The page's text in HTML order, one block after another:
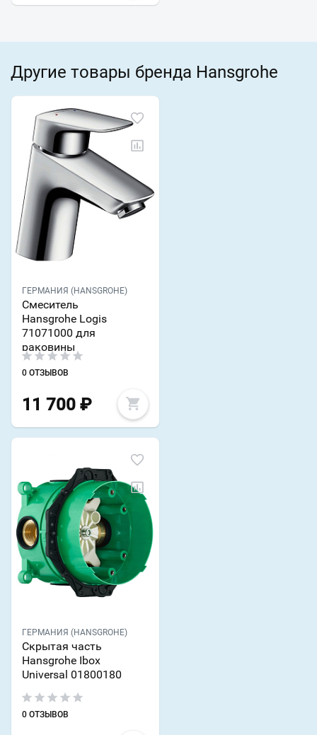
Другие товары бренда Hansgrohe
ГЕРМАНИЯ (HANSGROHE)
Смеситель
Hansgrohe Logis
71071000 для
раковины
0 ОТЗЫВОВ
11 700 ₽
ГЕРМАНИЯ (HANSGROHE)
Скрытая часть
Hansgrohe Ibox
Universal 01800180
0 ОТЗЫВОВ